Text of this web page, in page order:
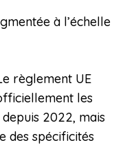
à l’échelle
règlement UE
les
2022, mais
des spécificités